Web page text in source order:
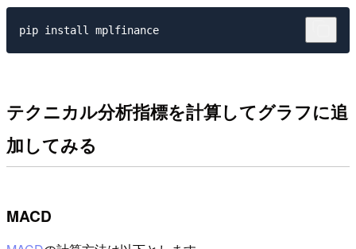
テクニカル分析指標を計算してグラフに追
加してみる
MACD